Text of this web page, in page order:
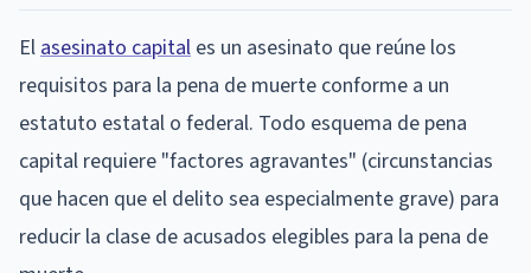
Elasesinato capital es un asesinato que reúne los
requisitos para la pena de muerte conforme a un
estatuto estatal o federal. Todo esquema de pena
capital requiere "factores agravantes" (circunstancias
que hacen que el delito sea especialmente grave) para
reducir la clase de acusados elegibles para la pena de